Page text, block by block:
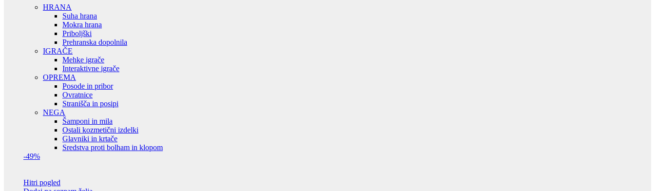
HRANA
Suha hrana
Mokra hrana
Priboljški
Prehranska dopolnila
IGRAČE
Mehke igrače
Interaktivne igrače
OPREMA
Posode in pribor
Ovratnice
Stranišča in posipi
NEGA
Šamponi in mila
Ostali kozmetični izdelki
Glavniki in krtače
Sredstva proti bolham in klopom
-49%
Hitri pogled